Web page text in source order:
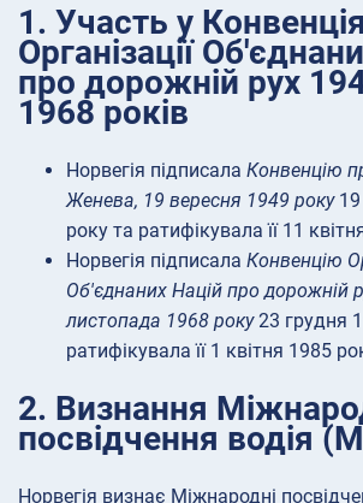
1. Участь у
Організації
про дорожній рух
1968 років
Норвегія підписала Конвенцію
Женева, 19 вересня 1949 року19
року та ратифікувала її 11
Норвегія підписала Конвенцію
Об'єднаних Націй про дорожній
листопада 1968 року23 грудня
ратифікувала її 1 квітня 1985
2. Визнання
посвідчення водія
Норвегія визнає Міжнародні